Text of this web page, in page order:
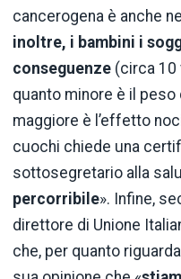
cancerogena è anche
inoltre, i bambini i
conseguenze (circa 10
quanto minore è il
maggiore è l’effetto
cuochi chiede una
sottosegretario alla
percorribile». Infine,
direttore di Unione
che, per quanto